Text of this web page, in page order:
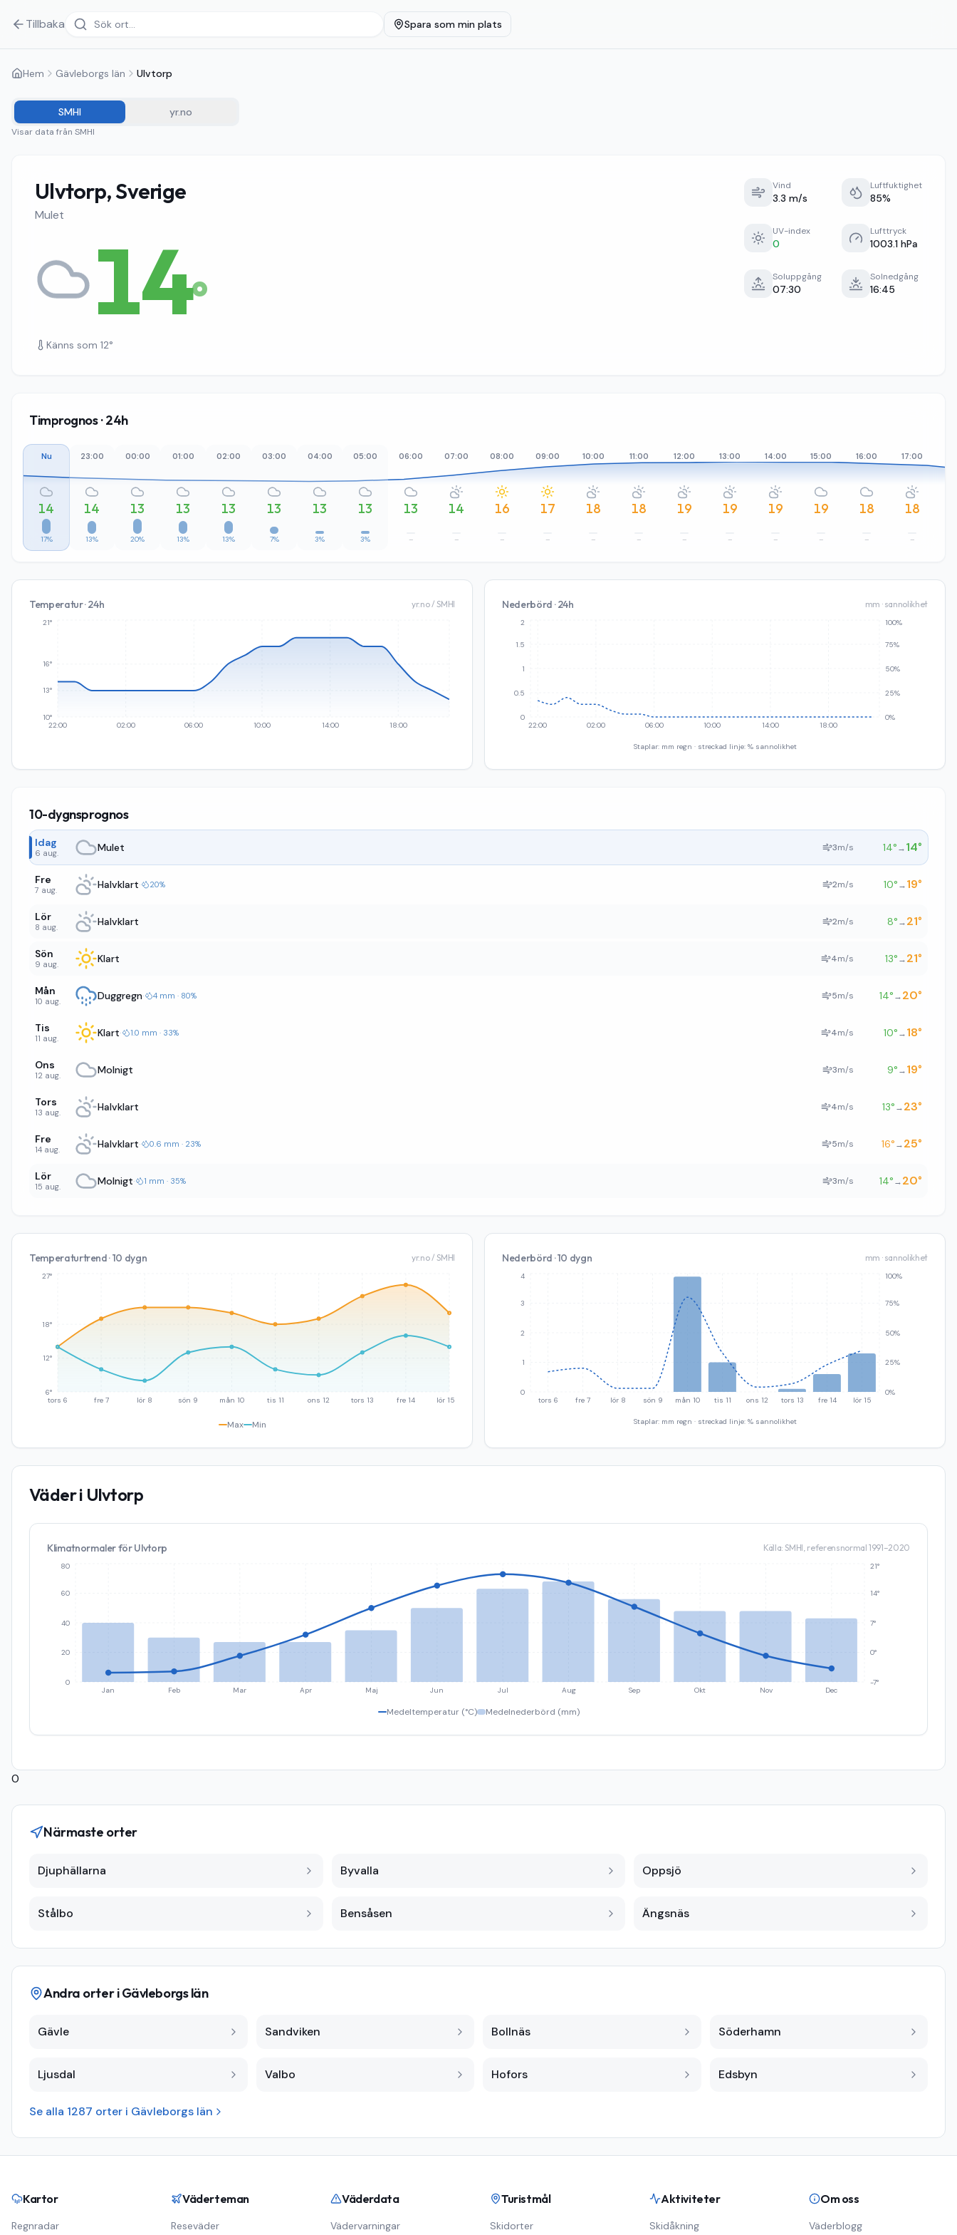
Tillbaka Spara som min plats
Hem Gävleborgs län Ulvtorp
SMHI yr.no
Visar data från SMHI
Ulvtorp, Sverige
Mulet
14°
Känns som 12°
Vind
3.3 m/s
Luftfuktighet
85%
UV-index
0
Lufttryck
1003.1 hPa
Soluppgång
07:30
Solnedgång
16:45
Timprognos · 24h
Nu
14
17%
23:00
14
13%
00:00
13
20%
01:00
13
13%
02:00
13
13%
03:00
13
7%
04:00
13
3%
05:00
13
3%
06:00
13
–
07:00
14
–
08:00
16
–
09:00
17
–
10:00
18
–
11:00
18
–
12:00
19
–
13:00
19
–
14:00
19
–
15:00
19
–
16:00
18
–
17:00
18
–
Temperatur · 24h yr.no / SMHI
22:00 02:00 06:00 10:00 14:00 18:00
10°
13°
16°
21°
Nederbörd · 24h mm · sannolikhet
22:00 02:00 06:00 10:00 14:00 18:00
0
0.5
1
1.5
2
0%
25%
50%
75%
100%
Staplar: mm regn · streckad linje: % sannolikhet
10-dygnsprognos
Idag
6 aug. Mulet 3m/s 14°→14°
Fre
7 aug. Halvklart· 20% 2m/s 10°→19°
Lör
8 aug. Halvklart 2m/s 8°→21°
Sön
9 aug. Klart 4m/s 13°→21°
Mån
10 aug. Duggregn· 4 mm · 80% 5m/s 14°→20°
Tis
11 aug. Klart· 1.0 mm · 33% 4m/s 10°→18°
Ons
12 aug. Molnigt 3m/s 9°→19°
Tors
13 aug. Halvklart 4m/s 13°→23°
Fre
14 aug. Halvklart· 0.6 mm · 23% 5m/s 16°→25°
Lör
15 aug. Molnigt· 1 mm · 35% 3m/s 14°→20°
Temperaturtrend · 10 dygn yr.no / SMHI
tors 6 fre 7 lör 8 sön 9 mån 10 tis 11 ons 12 tors 13 fre 14 lör 15
6°
12°
18°
27°
Max Min
Nederbörd · 10 dygn mm · sannolikhet
tors 6 fre 7 lör 8 sön 9 mån 10 tis 11 ons 12 tors 13 fre 14 lör 15
0
1
2
3
4
0%
25%
50%
75%
100%
Staplar: mm regn · streckad linje: % sannolikhet
Väder i Ulvtorp
Klimatnormaler förUlvtorp Källa: SMHI, referensnormal 1991–2020
Jan Feb Mar Apr Maj Jun Jul Aug Sep Okt Nov Dec
0
20
40
60
80
-7°
0°
7°
14°
21°
Medeltemperatur (°C) Medelnederbörd (mm)
0
Närmaste orter
Djuphällarna Byvalla Oppsjö
Stålbo Bensåsen Ängsnäs
Andra orter iGävleborgs län
Gävle Sandviken Bollnäs Söderhamn
Ljusdal Valbo Hofors Edsbyn
Se alla 1287 orter i Gävleborgs län
Kartor
Regnradar
Väderteman
Reseväder
Väderdata
Vädervarningar
Turistmål
Skidorter
Aktiviteter
Skidåkning
Om oss
Väderblogg